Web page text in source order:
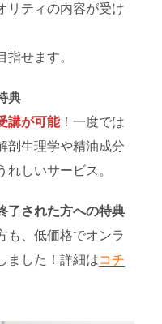
リティの内容が受け
指せます。
典
講が可能！一度では
剖生理学や精油成分
しいサービス。
了された方への特典
も、低価格でオンラ
ました！詳細はコチ